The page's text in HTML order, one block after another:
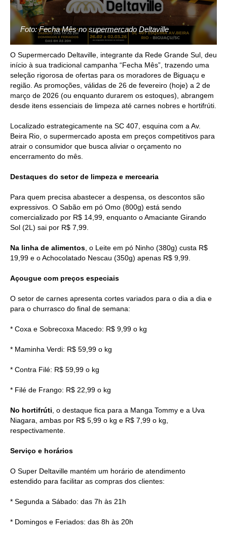
Foto: Fecha Mês no supermercado Deltaville
O Supermercado Deltaville, integrante da Rede Grande Sul, deu
início à sua tradicional campanha “Fecha Mês”, trazendo uma
seleção rigorosa de ofertas para os moradores de Biguaçu e
região. As promoções, válidas de 26 de fevereiro (hoje) a 2 de
março de 2026 (ou enquanto durarem os estoques), abrangem
desde itens essenciais de limpeza até carnes nobres e hortifrúti.
Localizado estrategicamente na SC 407, esquina com a Av.
Beira Rio, o supermercado aposta em preços competitivos para
atrair o consumidor que busca aliviar o orçamento no
encerramento do mês.
Destaques do setor de limpeza e mercearia
Para quem precisa abastecer a despensa, os descontos são
expressivos. O Sabão em pó Omo (800g) está sendo
comercializado por R$ 14,99, enquanto o Amaciante Girando
Sol (2L) sai por R$ 7,99.
Na linha de alimentos , o Leite em pó Ninho (380g) custa R$
19,99 e o Achocolatado Nescau (350g) apenas R$ 9,99.
Açougue com preços especiais
O setor de carnes apresenta cortes variados para o dia a dia e
para o churrasco do final de semana:
* Coxa e Sobrecoxa Macedo: R$ 9,99 o kg
* Maminha Verdi: R$ 59,99 o kg
* Contra Filé: R$ 59,99 o kg
* Filé de Frango: R$ 22,99 o kg
No hortifrúti , o destaque fica para a Manga Tommy e a Uva
Niagara, ambas por R$ 5,99 o kg e R$ 7,99 o kg,
respectivamente.
Serviço e horários
O Super Deltaville mantém um horário de atendimento
estendido para facilitar as compras dos clientes:
* Segunda a Sábado: das 7h às 21h
* Domingos e Feriados: das 8h às 20h